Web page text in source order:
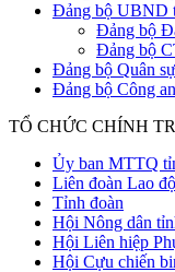
Đảng bộ UBND
Đảng bộ
Đảng bộ
Đảng bộ Quân
Đảng bộ Công
TỔ CHỨC CHÍNH
Ủy ban MTTQ
Liên đoàn Lao
Tỉnh đoàn
Hội Nông dân
Hội Liên hiệp
Hội Cựu chiến